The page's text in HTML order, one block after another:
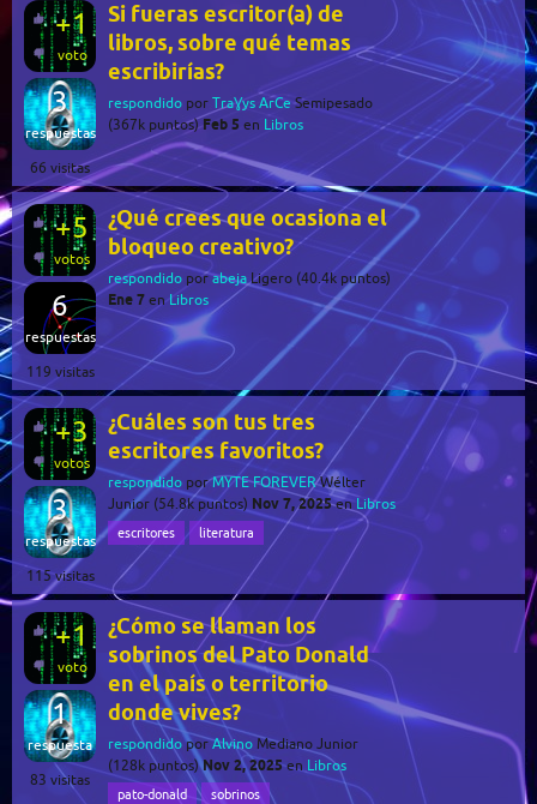
+1
voto
3
respuestas
66 visitas
Si fueras escritor(a) de
libros, sobre qué temas
escribirías?
respondido por TraƔys ArCe Semipesado
(367k puntos) Feb 5 en Libros
+5
votos
6
respuestas
119 visitas
¿Qué crees que ocasiona el
bloqueo creativo?
respondido porabeja Ligero (40.4k puntos)
Ene 7 enLibros
+3
votos
3
respuestas
115visitas
¿Cuáles son tus tres
escritores favoritos?
respondido porMYTE FOREVER Wélter
Junior (54.8k puntos) Nov 7, 2025 en Libros
escritores literatura
+1
voto
1
respuesta
83 visitas
¿Cómo se llaman los
sobrinos del Pato Donald
en el país o territorio
donde vives?
respondido porAlvino Mediano Junior
(128k puntos) Nov 2, 2025 en Libros
pato-donald
sobrinos